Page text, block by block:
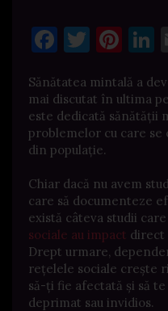
Facebook
Sănătatea mintală a
mai discutat în ultima
este dedicată sănătății
problemelor cu care
din populație.
Chiar dacă nu avem
care să documenteze
există câteva studii
sociale au impact direct
Drept urmare,
rețelele sociale crește
să-ți fie afectată și să
deprimat sau invidios.